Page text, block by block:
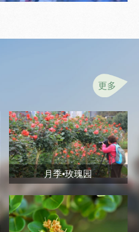
更多
月季•玫瑰园